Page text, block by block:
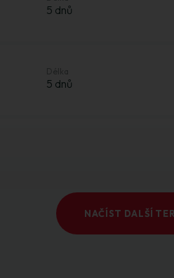
5 dnů
5 dnů
NAČÍST DALŠÍ